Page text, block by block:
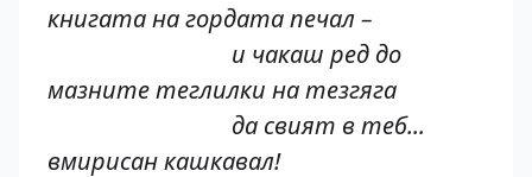
книгата на гордата печал –
и чакаш ред до
мазните теглилки на тезгяга
да свият в теб...
вмирисан кашкавал!